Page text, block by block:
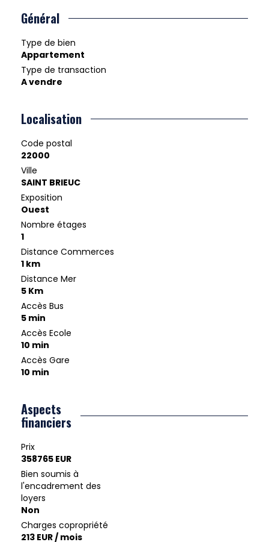
Général
Type de bien
Appartement
Type de transaction
A vendre
Localisation
Code postal
22000
Ville
SAINT BRIEUC
Exposition
Ouest
Nombre étages
1
Distance Commerces
1 km
Distance Mer
5 Km
Accès Bus
5 min
Accès Ecole
10 min
Accès Gare
10 min
Aspects
financiers
Prix
358765 EUR
Bien soumis à
l'encadrement des
loyers
Non
Charges copropriété
213 EUR / mois